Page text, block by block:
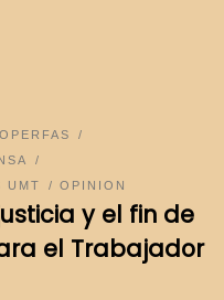
UMT OPINION
y el fin de
el Trabajador